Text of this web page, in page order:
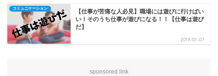
コミュニケーション
【仕事が苦痛な人必見】職場には遊びに行けばい
い！そのうち仕事が遊びになる！！【仕事は遊び
だ】
2019-01-07
sponsored link